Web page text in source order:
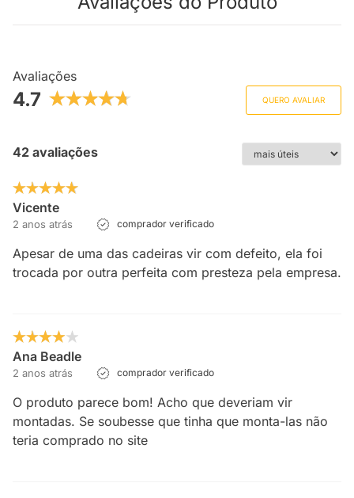
Avaliações
4.7 QUERO AVALIAR
42 avaliações
Vicente
2 anos atrás comprador verificado
Apesar de uma das cadeiras vir com defeito, ela foi
trocada por outra perfeita com presteza pela empresa.
Ana Beadle
2 anos atrás comprador verificado
O produto parece bom! Acho que deveriam vir
montadas. Se soubesse que tinha que monta-las não
teria comprado no site